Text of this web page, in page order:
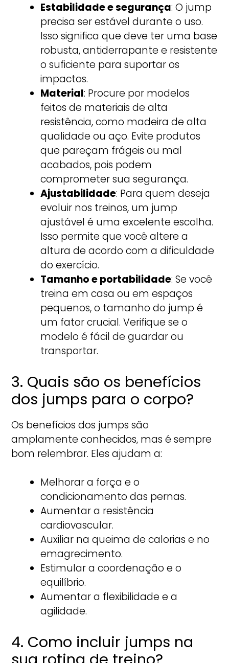
Estabilidade e segurança: O jump
precisa ser estável durante o uso.
Isso significa que deve ter uma base
robusta, antiderrapante e resistente
o suficiente para suportar os
impactos.
Material: Procure por modelos
feitos de materiais de alta
resistência, como madeira de alta
qualidade ou aço. Evite produtos
que pareçam frágeis ou mal
acabados, pois podem
comprometer sua segurança.
Ajustabilidade: Para quem deseja
evoluir nos treinos, um jump
ajustável é uma excelente escolha.
Isso permite que você altere a
altura de acordo com a dificuldade
do exercício.
Tamanho e portabilidade: Se você
treina em casa ou em espaços
pequenos, o tamanho do jump é
um fator crucial. Verifique se o
modelo é fácil de guardar ou
transportar.
3. Quais são os benefícios
dos jumps para o corpo?
Os benefícios dos jumps são
amplamente conhecidos, mas é sempre
bom relembrar. Eles ajudam a:
Melhorar a força e o
condicionamento das pernas.
Aumentar a resistência
cardiovascular.
Auxiliar na queima de calorias e no
emagrecimento.
Estimular a coordenação e o
equilíbrio.
Aumentar a flexibilidade e a
agilidade.
4. Como incluir jumps na